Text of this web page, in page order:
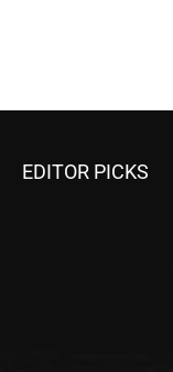
EDITOR PICKS